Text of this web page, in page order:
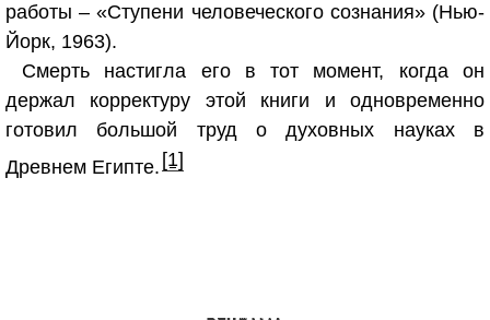
работы – «Ступени человеческого сознания» (Нью-
Йорк, 1963).
Смерть настигла его в тот момент, когда он
держал корректуру этой книги и одновременно
готовил большой труд о духовных науках в
Древнем Египте. [1]